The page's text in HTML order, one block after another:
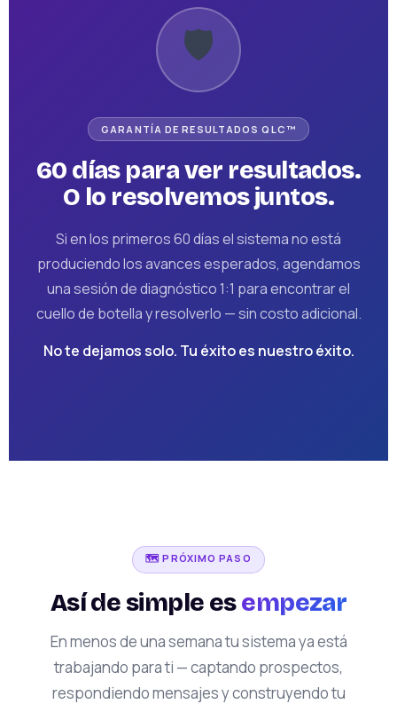
🛡️
GARANTÍA DE RESULTADOS QLC™
60 días para ver resultados.
O lo resolvemos juntos.
Si en los primeros 60 días el sistema no está
produciendo los avances esperados, agendamos
una sesión de diagnóstico 1:1 para encontrar el
cuello de botella y resolverlo — sin costo adicional.
No te dejamos solo. Tu éxito es nuestro éxito.
🗺️ PRÓXIMO PASO
Así de simple esempezar
En menos de una semana tu sistema ya está
trabajando para ti — captando prospectos,
respondiendo mensajes y construyendo tu